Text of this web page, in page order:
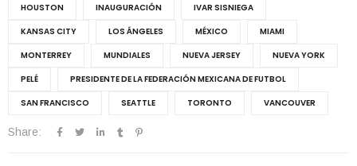
HOUSTON
INAUGURACIÓN
IVAR SISNIEGA
KANSAS CITY
LOS ÁNGELES MÉXICO
MIAMI
MONTERREY
MUNDIALES NUEVA JERSEY
NUEVA YORK
PELÉ
PRESIDENTE DE LA FEDERACIÓN MEXICANA DE FUTBOL
SAN FRANCISCO
SEATTLE TORONTO VANCOUVER
Share: